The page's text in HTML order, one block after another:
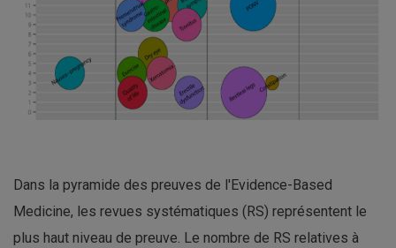
Dans la pyramide des preuves de l'Evidence-Based
Medicine, les revues systématiques (RS) représentent le
plus haut niveau de preuve. Le nombre de RS relatives à